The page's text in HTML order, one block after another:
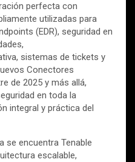
perfecta con
utilizadas para
(EDR), seguridad en
sistemas de tickets y
Conectores
de 2025 y más allá,
en toda la
integral y práctica del
se encuentra Tenable
escalable,